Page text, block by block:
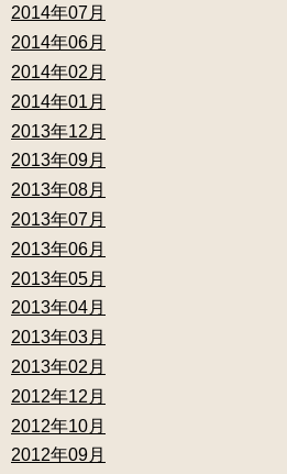
2014年07月
2014年06月
2014年02月
2014年01月
2013年12月
2013年09月
2013年08月
2013年07月
2013年06月
2013年05月
2013年04月
2013年03月
2013年02月
2012年12月
2012年10月
2012年09月